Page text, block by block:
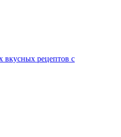
вкусных рецептов с